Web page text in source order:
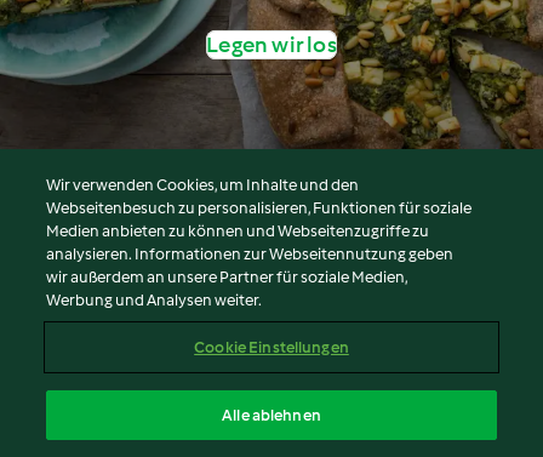
Legen wir los
© Copyright 2026
Nutzungsbedingungen
Datenschutzrichtlinien
Impressum
Inhalt melden
Wir verwenden Cookies, um Inhalte und den
Webseitenbesuch zu personalisieren, Funktionen für soziale
Medien anbieten zu können und Webseitenzugriffe zu
analysieren. Informationen zur Webseitennutzung geben
wir außerdem an unsere Partner für soziale Medien,
Werbung und Analysen weiter.
Cookie Einstellungen
Alle ablehnen